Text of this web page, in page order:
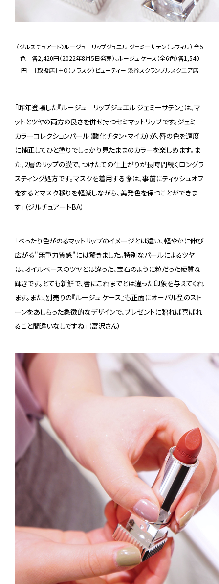
〈ジルスチュアート〉ルージュ リップジュエル ジェミーサテン（レフィル） 全5
色 各2,420円（2022年8月5日発売）、ルージュ ケース（全6色）各1,540
円 ［取扱店］＋Q（プラスク）ビューティー 渋谷スクランブルスクエア店
「昨年登場した『ルージュ リップジュエル ジェミーサテン』は、マ
ットとツヤの両方の良さを併せ持つセミマットリップです。ジェミー
カラーコレクションパール（酸化チタン・マイカ）が、唇の色を適度
に補正してひと塗りでしっかり見たままのカラーを楽しめます。ま
た、2層のリップの膜で、つけたての仕上がりが長時間続くロングラ
スティング処方です。マスクを着用する際は、事前にティッシュオフ
をするとマスク移りを軽減しながら、美発色を保つことができま
す」（ジルチュアートBA）
「べったり色がのるマットリップのイメージとは違い、軽やかに伸び
広がる"無重力質感"には驚きました。特別なパールによるツヤ
は、オイルベースのツヤとは違った、宝石のように粒だった硬質な
輝きです。とても新鮮で、唇にこれまでとは違った印象を与えてくれ
ます。また、別売りの『ルージュ ケース』も正面にオーバル型のスト
ーンをあしらった象徴的なデザインで、プレゼントに贈れば喜ばれ
ること間違いなしですね」（富沢さん）